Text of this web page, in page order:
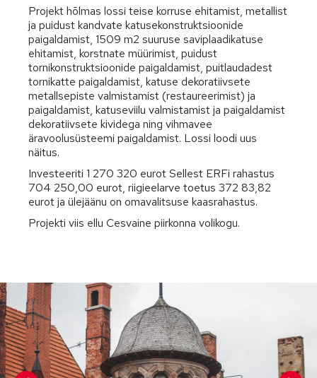
Projekt hõlmas lossi teise korruse ehitamist, metallist
ja puidust kandvate katusekonstruktsioonide
paigaldamist, 1509 m2 suuruse saviplaadikatuse
ehitamist, korstnate müürimist, puidust
tornikonstruktsioonide paigaldamist, puitlaudadest
tornikatte paigaldamist, katuse dekoratiivsete
metallsepiste valmistamist (restaureerimist) ja
paigaldamist, katuseviilu valmistamist ja paigaldamist
dekoratiivsete kividega ning vihmavee
äravoolusüsteemi paigaldamist. Lossi loodi uus
näitus.
Investeeriti 1 270 320 eurot Sellest ERFi rahastus
704 250,00 eurot, riigieelarve toetus 372 83,82
eurot ja ülejäänu on omavalitsuse kaasrahastus.
Projekti viis ellu Cesvaine piirkonna volikogu.